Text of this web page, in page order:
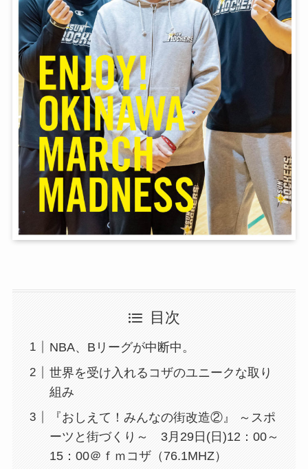
目次
NBA、Bリーグが中断中。
世界を受け入れるコザのユニークな取り
組み
『おしえて！みんなの街改造②』 ～スポ
ーツと街づくり～ 3月29日(日)12：00～
15：00＠ｆｍコザ（76.1MHZ）